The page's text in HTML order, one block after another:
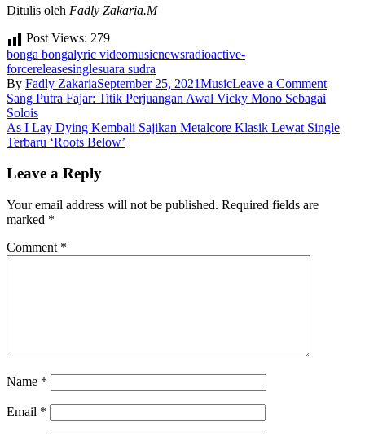
Ditulis oleh Fadly Zakaria.M
Post Views: 279
bonga bongalyric videomusicnewsradioactive-
forcereleasesinglesuara sudra
By Fadly ZakariaSeptember 25, 2021MusicLeave a Commenton
Post
navigation
Sang Putra Fajar: Titik Perjuangan Awal Vicky Mono Sebagai
Solois
As I Lay Dying Kembali Sajikan Metalcore Klasik Lewat Single
Terbaru ‘Roots Below’
Leave a Reply
Your email address will not be published. Required fields are
marked *
Comment *
Name *
Email *